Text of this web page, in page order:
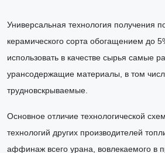
Универсальная технология получения
керамического сорта обогащением до
использовать в качестве сырья самые
урансодержащие материалы, в том
трудновскрываемые.
Основное отличие технологической
технологий других производителей
аффинаж всего урана, вовлекаемого в